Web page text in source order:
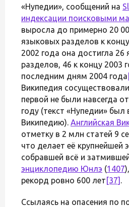
«Нупедии», сообщений на
индексации поисковыми
выросла до примерно 20
языковых разделов к
2002 года она достигла 26
разделов, 46 к концу 2003
последним дням 2004 года
Википедия
первой не были навсегда
году (текст «Нупедии» был
Википедию). Английская
отметку в 2 млн статей 9
что делает её крупнейшей
собравшей всё и
энциклопедию Юнлэ (1407
рекорд ровно 600 лет [37] .
Ссылаясь на опасения по